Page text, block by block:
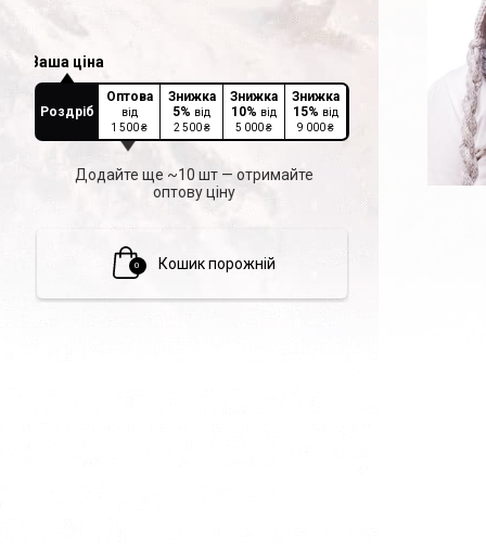
Роздріб
Оптова
від
1 500₴
Знижка
5% від
2 500₴
Знижка
10% від
5 000₴
Знижка
15% від
9 000₴
Додайте ще ~10 шт — отримайте
оптову ціну
0 Кошик порожній